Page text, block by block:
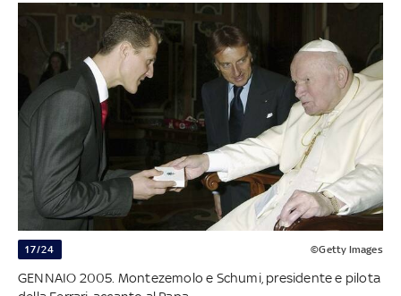
17/24 ©Getty Images
GENNAIO 2005. Montezemolo e Schumi, presidente e pilota